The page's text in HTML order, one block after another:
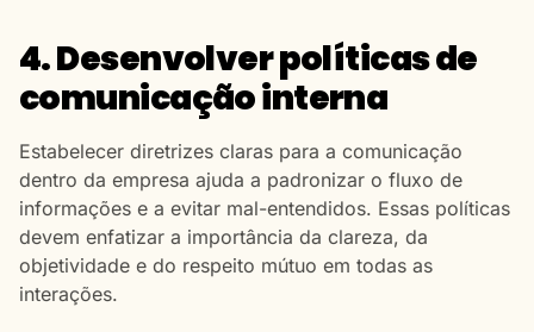
4. Desenvolver políticas de
comunicação interna
Estabelecer diretrizes claras para a comunicação
dentro da empresa ajuda a padronizar o fluxo de
informações e a evitar mal-entendidos. Essas políticas
devem enfatizar a importância da clareza, da
objetividade e do respeito mútuo em todas as
interações.